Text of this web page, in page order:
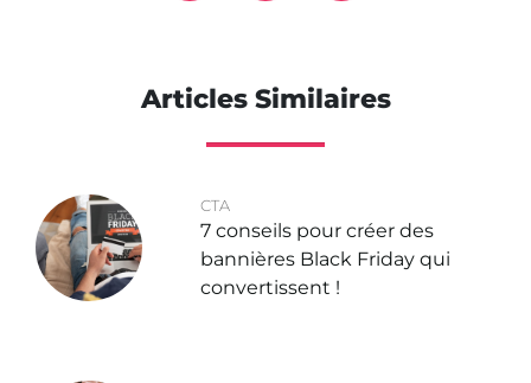
Articles Similaires
CTA
7 conseils pour créer des
bannières Black Friday qui
convertissent !